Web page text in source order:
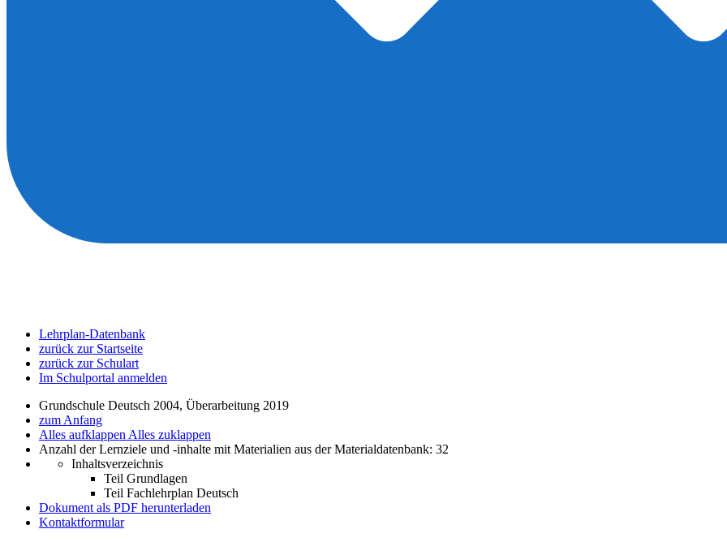
Lehrplan-Datenbank
zurück zur Startseite
zurück zur Schulart
Im Schulportal anmelden
Grundschule Deutsch 2004, Überarbeitung 2019
zum Anfang
Alles aufklappen Alles zuklappen
Anzahl der Lernziele und -inhalte mit Materialien aus der Materialdatenbank: 32
Inhaltsverzeichnis
Teil Grundlagen
Teil Fachlehrplan Deutsch
Dokument als PDF herunterladen
Kontaktformular